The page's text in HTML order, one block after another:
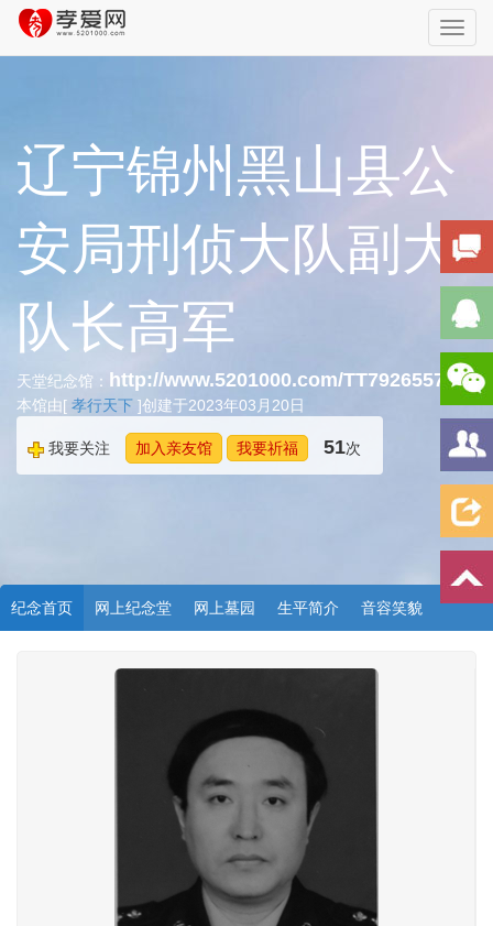
辽宁锦州黑山县公
安局刑侦大队副大
队长高军
天堂纪念馆： http://www.5201000.com/TT792655774
本馆由[ 孝行天下 ]创建于2023年03月20日
我要关注 加入亲友馆 我要祈福 51次
纪念首页 网上纪念堂 网上墓园 生平简介 音容笑貌